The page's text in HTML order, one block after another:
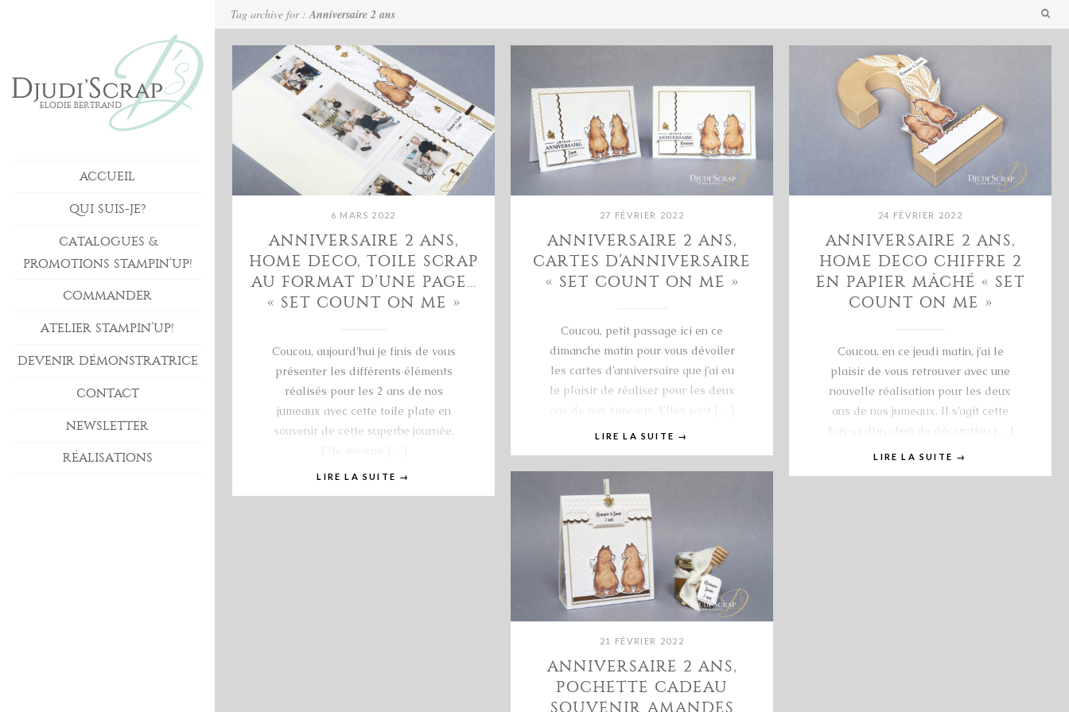
ACCUEIL
QUI SUIS-JE?
CATALOGUES &
PROMOTIONS STAMPIN’UP!
COMMANDER
ATELIER STAMPIN’UP!
DEVENIR DÉMONSTRATRICE
CONTACT
NEWSLETTER
RÉALISATIONS
Tag archive for :Anniversaire 2 ans
6 MARS 2022
ANNIVERSAIRE 2 ANS,
HOME DECO, TOILE SCRAP
AU FORMAT D’UNE PAGE…
« SET COUNT ON ME »
Coucou, aujourd’hui je finis de vous
présenter les différents éléments
réalisés pour les 2 ans de nos
jumeaux avec cette toile plate en
souvenir de cette superbe journée.
LIRE LA SUITE →
27 FÉVRIER 2022
ANNIVERSAIRE 2 ANS,
CARTES D’ANNIVERSAIRE
« SET COUNT ON ME »
Coucou, petit passage ici en ce
dimanche matin pour vous dévoiler
les cartes d’anniversaire que j’ai eu
le plaisir de réaliser pour les deux
ans de nos jumeaux. Elles sont […]
LIRE LA SUITE →
24 FÉVRIER 2022
ANNIVERSAIRE 2 ANS,
HOME DECO CHIFFRE 2
EN PAPIER MÂCHÉ « SET
COUNT ON ME »
Coucou, en ce jeudi matin, j’ai le
plaisir de vous retrouver avec une
nouvelle réalisation pour les deux
ans de nos jumeaux. Il s’agit cette
fois-ci d’un objet de décoration […]
LIRE LA SUITE →
21 FÉVRIER 2022
ANNIVERSAIRE 2 ANS,
POCHETTE CADEAU
SOUVENIR AMANDES